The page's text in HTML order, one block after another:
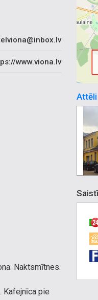
www.viona.lv
Naktsmītnes.
Kafejnīca pie
Attēli